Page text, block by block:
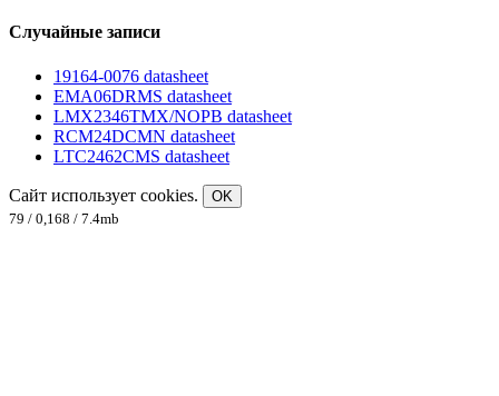
Случайные записи
19164-0076 datasheet
EMA06DRMS datasheet
LMX2346TMX/NOPB datasheet
RCM24DCMN datasheet
LTC2462CMS datasheet
Сайт использует cookies.
OK
79 / 0,168 / 7.4mb